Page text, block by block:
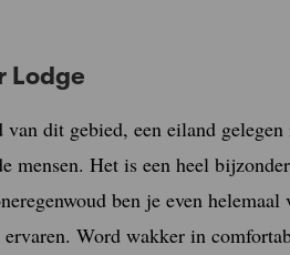
Lodge
dit gebied, een eiland
Het is een heel
ben je even helemaal
Word wakker in